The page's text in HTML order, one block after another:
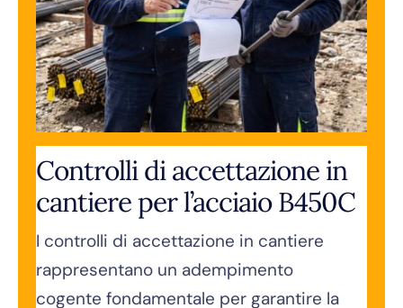
Controlli di accettazione in
cantiere per l’acciaio B450C
I controlli di accettazione in cantiere
rappresentano un adempimento
cogente fondamentale per garantire la